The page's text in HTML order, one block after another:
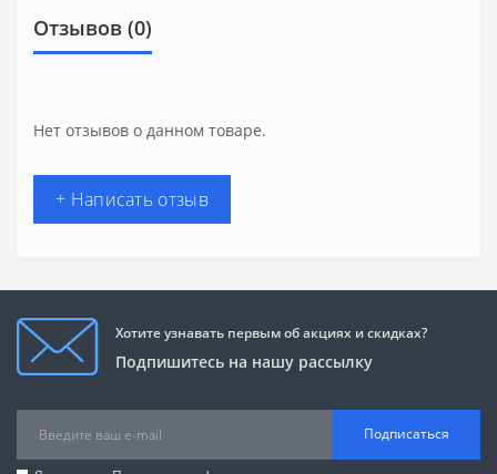
Отзывов (0)
Нет отзывов о данном товаре.
+ Написать отзыв
Хотите узнавать первым об акциях и скидках?
Подпишитесь на нашу рассылку
Подписаться